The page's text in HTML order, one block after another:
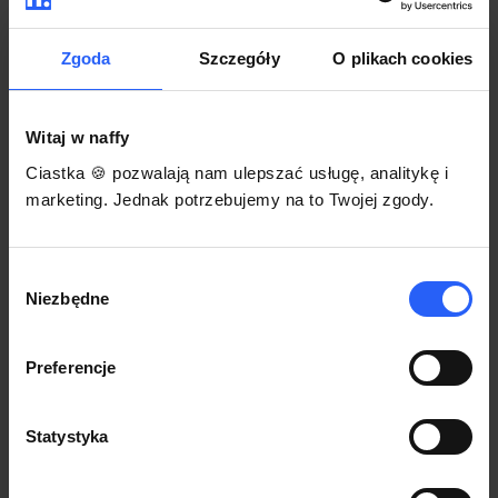
Zgoda Szczegóły O plikach cookies
Witaj w naffy
Ciastka 🍪 pozwalają nam ulepszać usługę, analitykę i
marketing. Jednak potrzebujemy na to Twojej zgody.
zgody
Niezbędne
Preferencje
Statystyka
Korzystaj na dowolnym urządzeniu z
przeglądarką Chrome
Włącz czasową promocję
3
Każdy produkt w naffy ma swój indywidualny link.
gdzie się nim podzielisz z odbiorcami.